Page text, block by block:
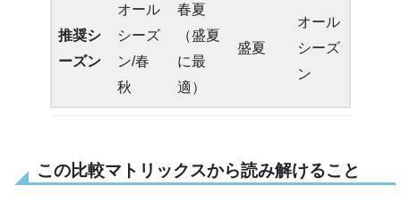
推奨シ
ーズン
オール
シーズ
ン/春
秋
春夏
（盛夏
に最
適）
盛夏
オール
シーズ
ン
この比較マトリックスから読み解けること